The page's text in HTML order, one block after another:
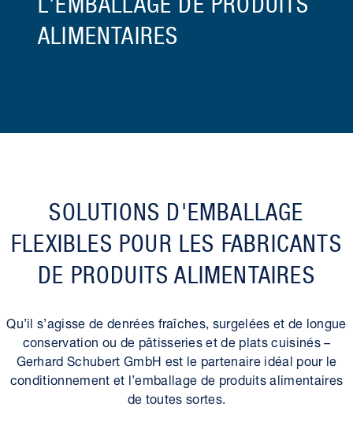
ALIMENTAIRES
SOLUTIONS D'EMBALLAGE
FLEXIBLES POUR LES FABRICANTS
DE PRODUITS ALIMENTAIRES
Qu’il s’agisse de denrées fraîches, surgelées et de longue
conservation ou de pâtisseries et de plats cuisinés –
Gerhard Schubert GmbH est le partenaire idéal pour le
conditionnement et l’emballage de produits alimentaires
de toutes sortes.